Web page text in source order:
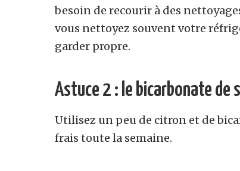
besoin de recourir à des
vous nettoyez souvent votre
garder propre.
Astuce 2 : le bicarbonate de
Utilisez un peu de citron et de
frais toute la semaine.